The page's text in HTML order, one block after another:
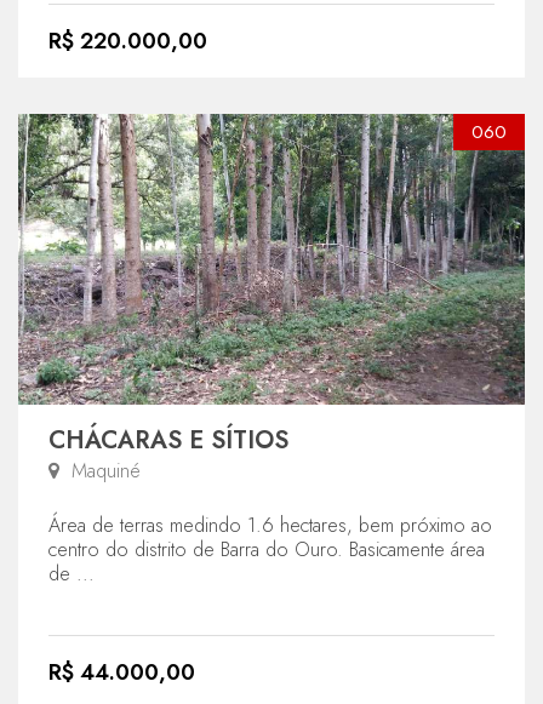
R$ 220.000,00
060
CHÁCARAS E SÍTIOS
Maquiné
Área de terras medindo 1.6 hectares, bem próximo ao
centro do distrito de Barra do Ouro. Basicamente área
de ...
R$ 44.000,00